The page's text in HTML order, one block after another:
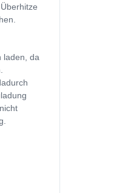
laden, da